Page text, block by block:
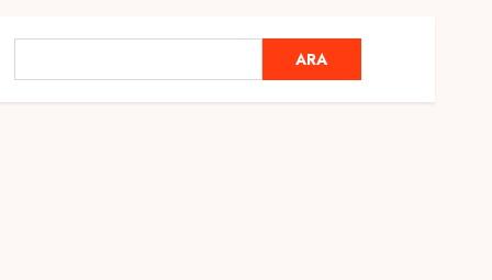
Ramazan Ayı 2025:
Manevi Atmosfer ve Özel
Hazırlıklar
ARA